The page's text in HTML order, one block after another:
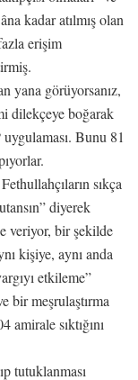
kadar atılmış olan
erişim
yana görüyorsanız,
dilekçeye boğarak
Bunu 81
sıkça
diyerek
veriyor, bir şekilde
kişiye, aynı anda
etkileme”
bir meşrulaştırma
sıktığını
tutuklanması